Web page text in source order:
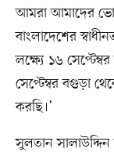
আমরা আমাদের
বাংলাদেশের
লক্ষ্যে ১৬
সেপ্টেম্বর বগুড়া
করছি।’
সুলতান